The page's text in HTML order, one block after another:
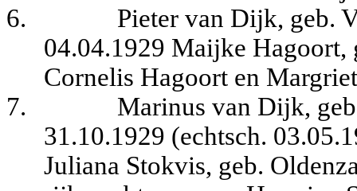
6.
Pieter van Dijk, geb.
04.04.1929 Maijke Hagoort,
Cornelis Hagoort en
7.
Marinus van Dijk,
31.10.1929 (echtsch.
Juliana Stokvis, geb.